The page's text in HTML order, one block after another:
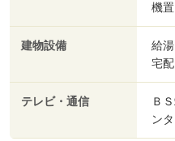
機
建物設備
給
宅
テレビ・通信
Ｂ
ン